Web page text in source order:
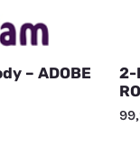
– ADOBE
2-